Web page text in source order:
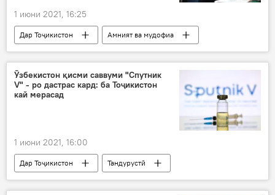
1 июни 2021, 16:25
Дар Тоҷикистон
Амният ва мудофиа
Эрон
Рамазон Раҳимзода
Осиёи Марказӣ
ифротгароӣ
терроризм
Ӯзбекистон қисми саввуми "Спутник
V" - ро дастрас кард: ба Тоҷикистон
кай мерасад
1 июни 2021, 16:00
Дар Тоҷикистон
Тандурустӣ
Ӯзбекистон
Осиёи Марказӣ